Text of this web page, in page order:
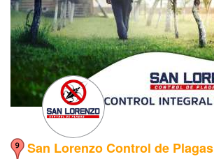
San Lorenzo Control de Plagas